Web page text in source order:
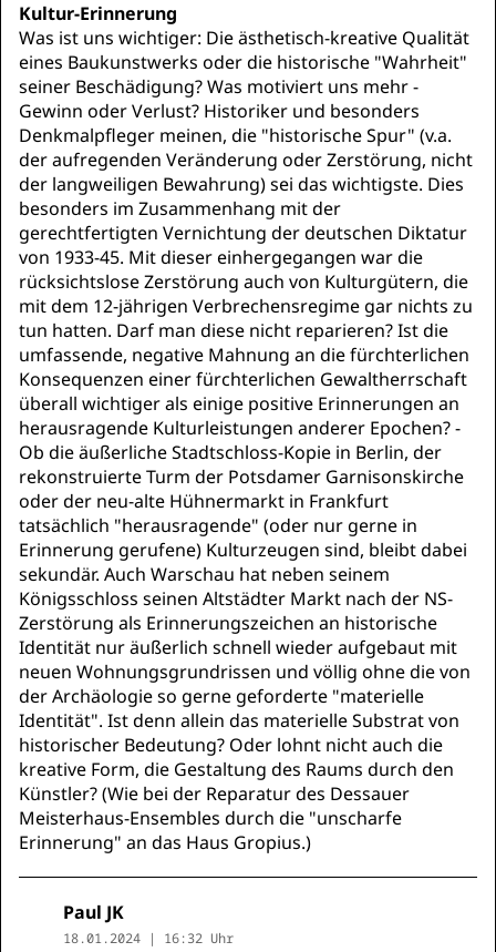
Kultur-Erinnerung
Was ist uns wichtiger: Die ästhetisch-kreative Qualität
eines Baukunstwerks oder die historische "Wahrheit"
seiner Beschädigung? Was motiviert uns mehr -
Gewinn oder Verlust? Historiker und besonders
Denkmalpfleger meinen, die "historische Spur" (v.a.
der aufregenden Veränderung oder Zerstörung, nicht
der langweiligen Bewahrung) sei das wichtigste. Dies
besonders im Zusammenhang mit der
gerechtfertigten Vernichtung der deutschen Diktatur
von 1933-45. Mit dieser einhergegangen war die
rücksichtslose Zerstörung auch von Kulturgütern, die
mit dem 12-jährigen Verbrechensregime gar nichts zu
tun hatten. Darf man diese nicht reparieren? Ist die
umfassende, negative Mahnung an die fürchterlichen
Konsequenzen einer fürchterlichen Gewaltherrschaft
überall wichtiger als einige positive Erinnerungen an
herausragende Kulturleistungen anderer Epochen? -
Ob die äußerliche Stadtschloss-Kopie in Berlin, der
rekonstruierte Turm der Potsdamer Garnisonskirche
oder der neu-alte Hühnermarkt in Frankfurt
tatsächlich "herausragende" (oder nur gerne in
Erinnerung gerufene) Kulturzeugen sind, bleibt dabei
sekundär. Auch Warschau hat neben seinem
Königsschloss seinen Altstädter Markt nach der NS-
Zerstörung als Erinnerungszeichen an historische
Identität nur äußerlich schnell wieder aufgebaut mit
neuen Wohnungsgrundrissen und völlig ohne die von
der Archäologie so gerne geforderte "materielle
Identität". Ist denn allein das materielle Substrat von
historischer Bedeutung? Oder lohnt nicht auch die
kreative Form, die Gestaltung des Raums durch den
Künstler? (Wie bei der Reparatur des Dessauer
Meisterhaus-Ensembles durch die "unscharfe
Erinnerung" an das Haus Gropius.)
Paul JK
18.01.2024 | 16:32 Uhr